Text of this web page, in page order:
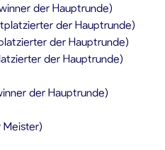
der Hauptrunde)
der Hauptrunde)
der Hauptrunde)
der Hauptrunde)
der Hauptrunde)